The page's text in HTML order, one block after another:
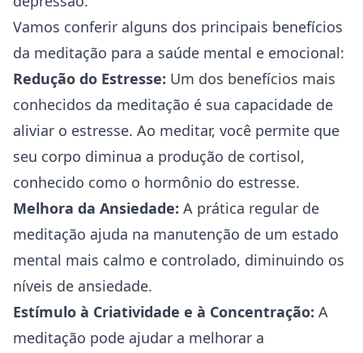
Vamos conferir alguns dos principais benefícios
da meditação para a saúde mental e emocional:
Redução do Estresse: Um dos benefícios mais
conhecidos da meditação é sua capacidade de
aliviar o estresse. Ao meditar, você permite que
seu corpo diminua a produção de cortisol,
conhecido como o hormônio do estresse.
Melhora da Ansiedade: A prática regular de
meditação ajuda na manutenção de um estado
mental mais calmo e controlado, diminuindo os
níveis de ansiedade.
Estímulo à Criatividade e à Concentração: A
meditação pode ajudar a melhorar a